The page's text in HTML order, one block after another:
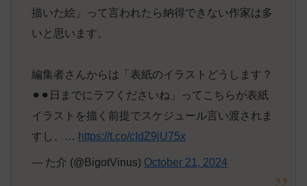
描いた絵」って言われたら納得できない作家は多
いと思います。
編集者さんからは「表紙のイラストどうします？
⚫︎⚫︎日までにラフくださいね」ってこちらが表紙
イラストを描く前提でスケジュール言い渡されま
すし、… https://t.co/cIdZ9jU75x
— た介 (@BigotVinus) October 21, 2024